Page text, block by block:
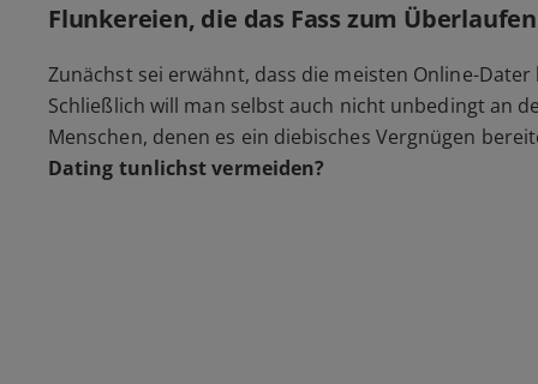
Flunkereien, die das Fass zum
Zunächst sei erwähnt, dass die meisten Online-
Schließlich will man selbst auch nicht unbedingt an
Menschen, denen es ein diebisches Vergnügen
Dating tunlichst vermeiden?